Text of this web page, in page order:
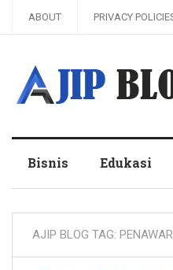
ABOUT PRIVACY
Bisnis Edukasi
AJIP BLOG TAG: